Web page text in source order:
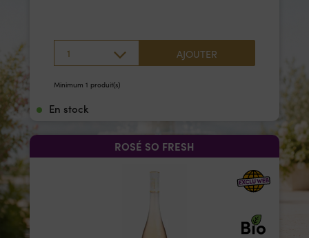
1 AJOUTER
Minimum 1 produit(s)
En stock
ROSÉ SO FRESH